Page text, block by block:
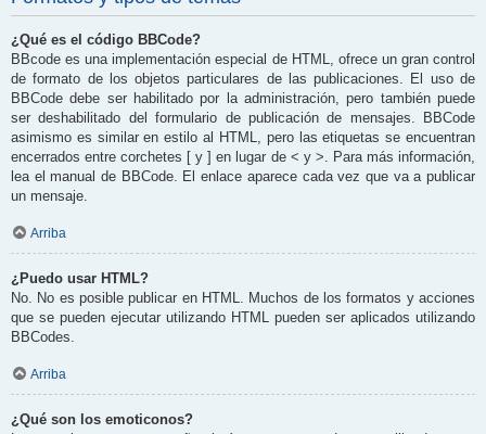
¿Qué es el código BBCode?
BBcode es una implementación especial de HTML, ofrece un gran control
de formato de los objetos particulares de las publicaciones. El uso de
BBCode debe ser habilitado por la administración, pero también puede
ser deshabilitado del formulario de publicación de mensajes. BBCode
asimismo es similar en estilo al HTML, pero las etiquetas se encuentran
encerrados entre corchetes [ y ] en lugar de < y >. Para más información,
lea el manual de BBCode. El enlace aparece cada vez que va a publicar
un mensaje.
Arriba
¿Puedo usar HTML?
No. No es posible publicar en HTML. Muchos de los formatos y acciones
que se pueden ejecutar utilizando HTML pueden ser aplicados utilizando
BBCodes.
Arriba
¿Qué son los emoticonos?